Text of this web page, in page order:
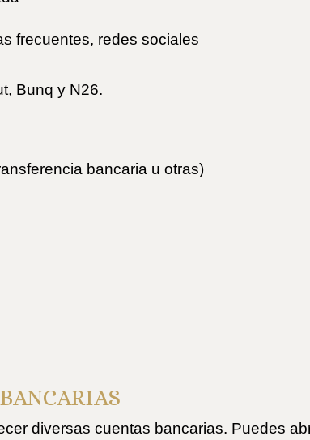
frecuentes, redes sociales
Bunq y N26.
bancaria u otras)
diversas cuentas bancarias. Puedes